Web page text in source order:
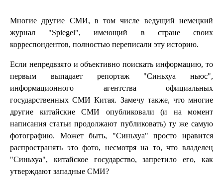
Многие другие СМИ, в том числе ведущий немецкий
журнал "Spiegel", имеющий в стране своих
корреспондентов, полностью переписали эту историю.
Если непредвзято и объективно поискать информацию, то
первым выпадает репортаж "Синьхуа ньюс",
информационного агентства официальных
государственных СМИ Китая. Замечу также, что многие
другие китайские СМИ опубликовали (и на момент
написания статьи продолжают публиковать) ту же самую
фотографию. Может быть, "Синьхуа" просто нравится
распространять это фото, несмотря на то, что владелец
"Синьхуа", китайское государство, запретило его, как
утверждают западные СМИ?